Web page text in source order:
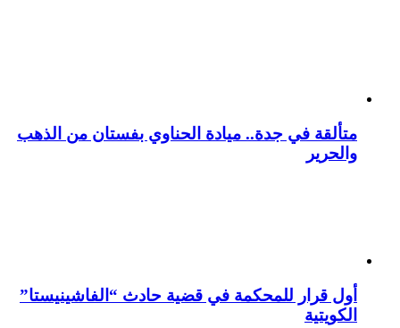
متألقة في جدة.. ميادة الحناوي بفستان من الذهب
والحرير
أول قرار للمحكمة في قضية حادث “الفاشينيستا”
الكويتية